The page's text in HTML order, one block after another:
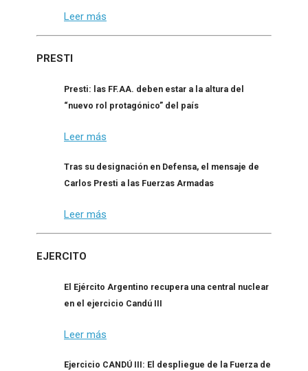
Leer más
PRESTI
Presti: las FF.AA. deben estar a la altura del
“nuevo rol protagónico” del país
Leer más
Tras su designación en Defensa, el mensaje de
Carlos Presti a las Fuerzas Armadas
Leer más
EJERCITO
El Ejército Argentino recupera una central nuclear
en el ejercicio Candú III
Leer más
Ejercicio CANDÚ III: El despliegue de la Fuerza de